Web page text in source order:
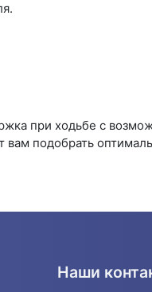
при ходьбе с
вам подобрать
Наши